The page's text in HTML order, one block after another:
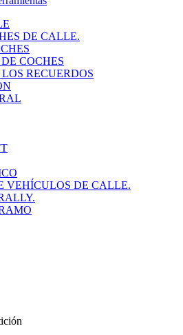
DE CALLE.
COCHES
RECUERDOS
VEHÍCULOS DE CALLE.